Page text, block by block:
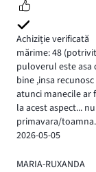
Achiziție verificată
mărime: 48
puloverul este asa
bine ,insa
atunci manecile ar
la acest aspect...
primavara/
2026-05-05
5
MARIA-RUXANDA